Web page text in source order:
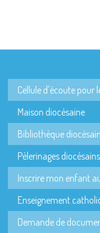
Cellule d'écoute pour
Maison diocésaine
Bibliothèque
Pèlerinages diocésains
Inscrire mon enfant
Enseignement
Demande de